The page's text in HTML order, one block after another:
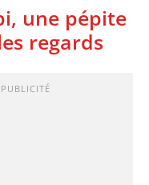
une pépite
regards